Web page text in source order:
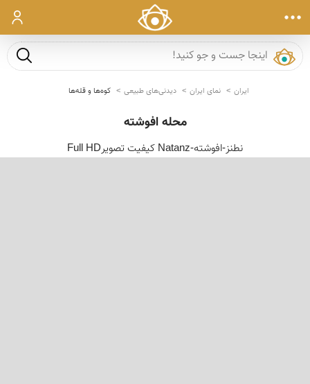
ورود
جست و
ایران نمای ایران دیدنی‌های طبیعی کوه‌ها و قله‌ها
محله افوشته
نطنز-افوشته-Natanz کیفیت تصویرFull HD